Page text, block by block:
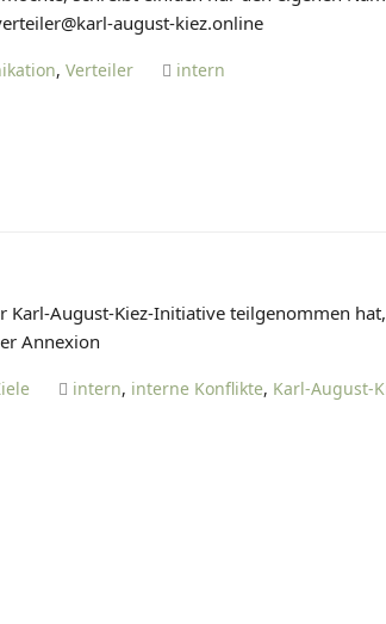
august-kiez.online
,Verteiler intern
August-Kiez-Initiative teilgenommen
Annexion
intern, interne Konflikte, Karl-August-